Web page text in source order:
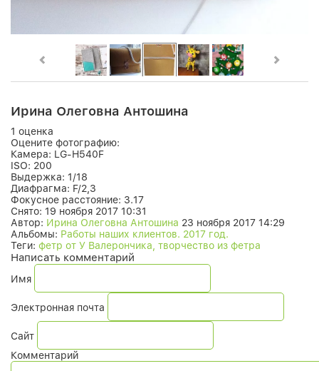
Ирина Олеговна Антошина
1 оценка
Оцените фотографию:
Камера: LG-H540F
ISO: 200
Выдержка: 1/18
Диафрагма: F/2,3
Фокусное расстояние: 3.17
Снято: 19 ноября 2017 10:31
Автор: Ирина Олеговна Антошина 23 ноября 2017 14:29
Альбомы: Работы наших клиентов. 2017 год.
Теги: фетр от У Валерончика, творчество из фетра
Написать комментарий
Имя
Электронная почта
Сайт
Комментарий